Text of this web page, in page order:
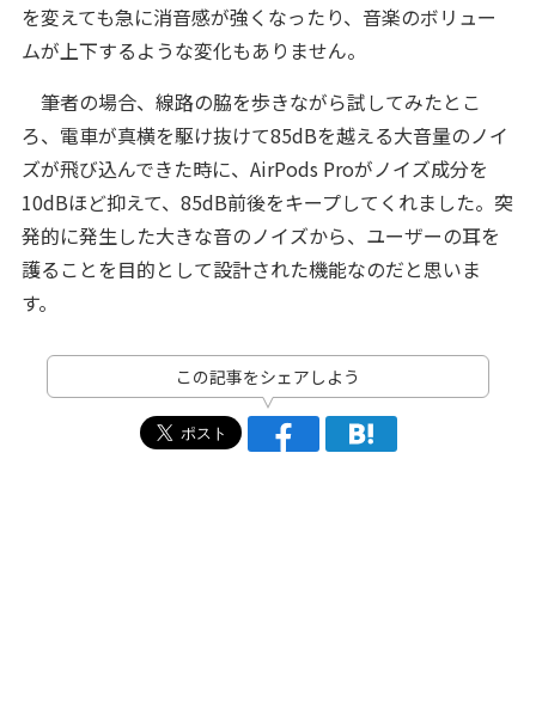
を変えても急に消音感が強くなったり、音楽のボリュー
ムが上下するような変化もありません。
筆者の場合、線路の脇を歩きながら試してみたとこ
ろ、電車が真横を駆け抜けて85dBを越える大音量のノイ
ズが飛び込んできた時に、AirPods Proがノイズ成分を
10dBほど抑えて、85dB前後をキープしてくれました。突
発的に発生した大きな音のノイズから、ユーザーの耳を
護ることを目的として設計された機能なのだと思いま
す。
この記事をシェアしよう